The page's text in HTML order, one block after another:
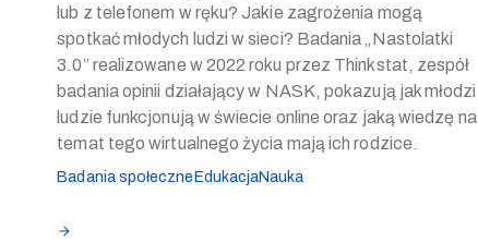
lub z telefonem w ręku? Jakie zagrożenia mogą
spotkać młodych ludzi w sieci? Badania „Nastolatki
3.0” realizowane w 2022 roku przez Thinkstat, zespół
badania opinii działający w NASK, pokazują jak młodzi
ludzie funkcjonują w świecie online oraz jaką wiedzę na
temat tego wirtualnego życia mają ich rodzice.
Badania społeczne EdukacjaNauka